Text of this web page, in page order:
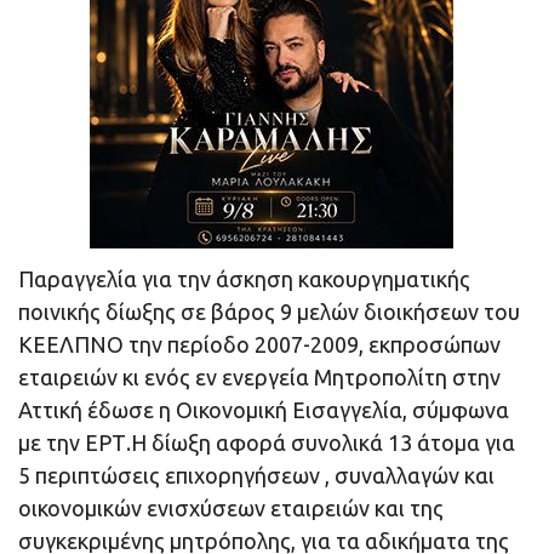
Παραγγελία για την άσκηση κακουργηματικής
ποινικής δίωξης σε βάρος 9 μελών διοικήσεων του
ΚΕΕΛΠΝΟ την περίοδο 2007-2009, εκπροσώπων
εταιρειών κι ενός εν ενεργεία Μητροπολίτη στην
Αττική έδωσε η Οικονομική Εισαγγελία, σύμφωνα
με την ΕΡΤ.Η δίωξη αφορά συνολικά 13 άτομα για
5 περιπτώσεις επιχορηγήσεων , συναλλαγών και
οικονομικών ενισχύσεων εταιρειών και της
συγκεκριμένης μητρόπολης, για τα αδικήματα της